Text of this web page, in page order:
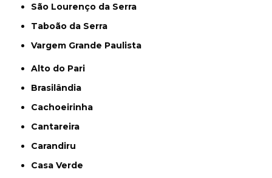
São Lourenço da Serra
Taboão da Serra
Vargem Grande Paulista
Alto do Pari
Brasilândia
Cachoeirinha
Cantareira
Carandiru
Casa Verde